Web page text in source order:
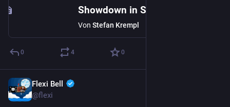
Von Stefan Krempl
0 4 0
Flexi Bell
@flexi